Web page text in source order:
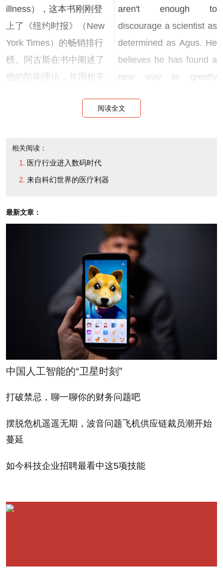
illness），这本书刚刚登
上了《纽约时报》（New
York Times）的畅销排行
榜。阿古斯在书中阐述了
他的防病理论，并用相关
衣着随意的医学家时，他
飞快地介绍着他的想法，
了解自己的思想。他
说：“我希望医生们从病人
健康时就着手治疗，而不
是到生病时才去治。”阿古
斯的灵感来自他2004年在
《财富》杂志（Fortune）
上读到的一篇文章：《为
什么我们输掉了与癌症的
》（Why We're
Losing the War on
Cancer）。文章作者克里
夫•利夫当时担任过《财
是一名癌症幸存者。他写
道，癌症研究人员们习惯
于治疗癌症的各种症状，
的最后几年，阿古斯也是
aren't enough to
discourage a scientist as
determined as Agus. He
believes he has found a
new way to greatly
getting sick and has set
offers his prescription for
preventive medicine,
and backs it with studies
and lively anecdotes.
When I caught up with
this slim, casually
dressed man, he rattled
off ideas as if he couldn't
let the world know fast
enough about his
to treat toward health
disease," he said. Agus
阅读全文
相关阅读：
医疗行业进入数码时代
来自科幻世界的医疗利器
最新文章：
中国人工智能的“卫星时刻”
打破禁忌，聊一聊你的财务问题吧
摆脱危机遥遥无期，波音问题飞机供应链裁员潮开始
蔓延
如今科技企业招聘最看中这5项技能